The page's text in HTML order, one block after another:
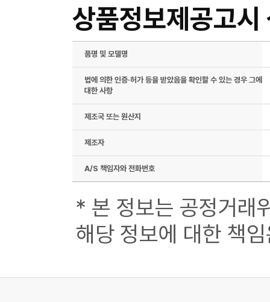
상품정보제공고시
품명 및 모델명
법에 의한 인증·허가 등을 받았음을 확인할 수 있는 경우 그에
대한 사항
제조국 또는 원산지
제조자
A/S 책임자와 전화번호
* 본 정보는 공정거래
해당 정보에 대한 책